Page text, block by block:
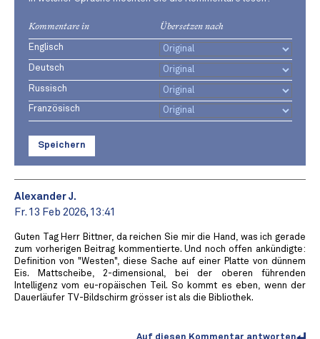
Kommentare in Übersetzen nach
Englisch
Deutsch
Russisch
Französisch
Speichern
Alexander J.
Fr. 13 Feb 2026, 13:41
Guten Tag Herr Bittner, da reichen Sie mir die Hand, was ich gerade
zum vorherigen Beitrag kommentierte. Und noch offen ankündigte:
Definition von "Westen", diese Sache auf einer Platte von dünnem
Eis. Mattscheibe, 2-dimensional, bei der oberen führenden
Intelligenz vom eu-ropäischen Teil. So kommt es eben, wenn der
Dauerläufer TV-Bildschirm grösser ist als die Bibliothek.